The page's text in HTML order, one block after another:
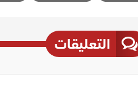
التعليقات